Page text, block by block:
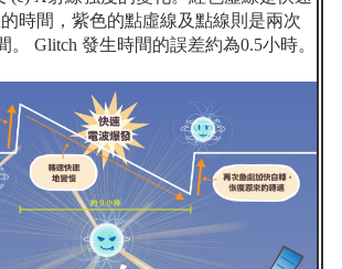
時間，紫色的點虛線及點線則是兩次
。 Glitch 發生時間的誤差約為0.5小時。